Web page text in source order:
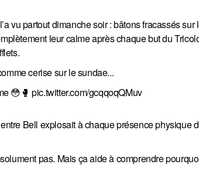
vu partout dimanche soir : bâtons fracassés sur
leur calme après chaque but du
cerise sur le sundae...
😳🥊pic.twitter.com/gcqqoqQMuv
Bell explosait à chaque présence physique
pas. Mais ça aide à comprendre